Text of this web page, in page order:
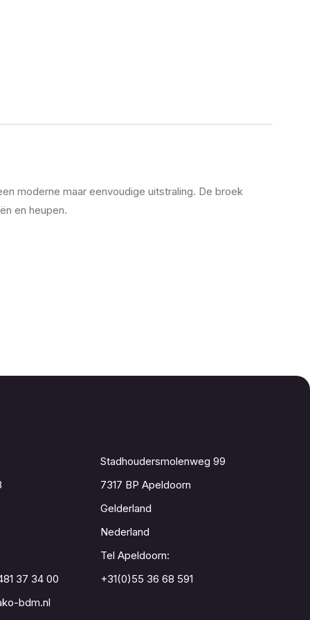
moderne maar eenvoudige uitstraling. De broek
en heupen.
37 34 00
bdm.nl
Stadhoudersmolenweg 99
7317 BP Apeldoorn
Gelderland
Nederland
Tel Apeldoorn:
+31(0)55 36 68 591